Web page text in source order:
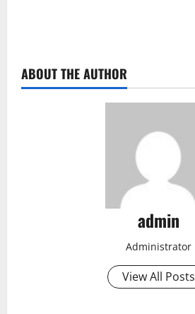
ABOUT THE AUTHOR
admin
Administrator
View All Posts